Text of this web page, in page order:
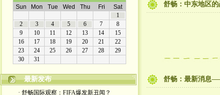
最新发布
· 舒畅国际观察：FIFA爆发新丑闻？
舒畅：中东地区
舒畅：最新消息